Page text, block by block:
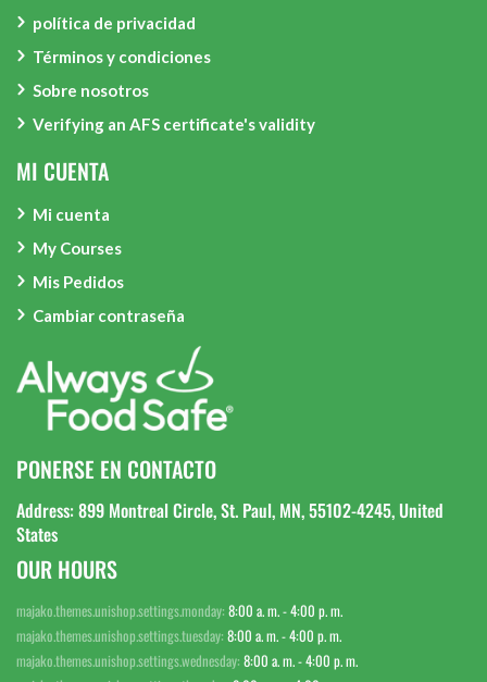
política de privacidad
Términos y condiciones
Sobre nosotros
Verifying an AFS certificate's validity
MI CUENTA
Mi cuenta
My Courses
Mis Pedidos
Cambiar contraseña
PONERSE EN CONTACTO
Address: 899 Montreal Circle, St. Paul, MN, 55102-4245, United
States
OUR HOURS
majako.themes.unishop.settings.monday: 8:00 a. m. - 4:00 p. m.
majako.themes.unishop.settings.tuesday: 8:00 a. m. - 4:00 p. m.
majako.themes.unishop.settings.wednesday: 8:00 a. m. - 4:00 p. m.